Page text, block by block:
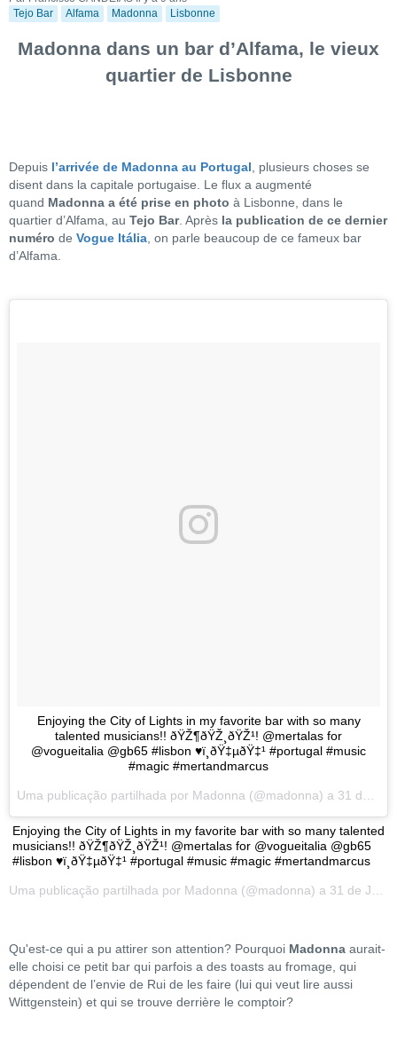
Tejo Bar
Alfama Madonna Lisbonne
Madonna dans un bar d’Alfama, le vieux
quartier de Lisbonne
Depuis l’arrivée de Madonna au Portugal , plusieurs choses se
disent dans la capitale portugaise. Le flux a augmenté
quand Madonna a été prise en photo à Lisbonne, dans le
quartier d’Alfama, au Tejo Bar. Après la publication de ce dernier
numéro de Vogue Itália , on parle beaucoup de ce fameux bar
d’Alfama.
Enjoying the City of Lights in my favorite bar with so many
talented musicians!! ðŸŽ¶ðŸŽ¸ðŸŽ¹! @mertalas for
@vogueitalia @gb65 #lisbon ♥ï¸ðŸ‡µðŸ‡¹ #portugal #music
#magic #mertandmarcus
Uma publicação partilhada por Madonna (@madonna) a 31 de Jul, 2018 às 11:44 PDT
Enjoying the City of Lights in my favorite bar with so many talented
musicians!! ðŸŽ¶ðŸŽ¸ðŸŽ¹! @mertalas for @vogueitalia @gb65
#lisbon ♥ï¸ðŸ‡µðŸ‡¹ #portugal #music #magic #mertandmarcus
Uma publicação partilhada por Madonna (@madonna) a 31 de Jul, 2018 às 11:44 PDT
Qu'est-ce qui a pu attirer son attention? Pourquoi Madonna aurait-
elle choisi ce petit bar qui parfois a des toasts au fromage, qui
dépendent de l’envie de Rui de les faire (lui qui veut lire aussi
Wittgenstein) et qui se trouve derrière le comptoir?